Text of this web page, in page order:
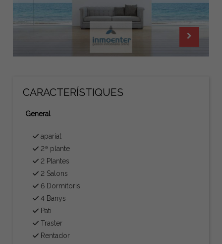
CARACTERÍSTIQUES
General
apariat
2ª plante
2 Plantes
2 Salons
6 Dormitoris
4 Banys
Pati
Traster
Rentador